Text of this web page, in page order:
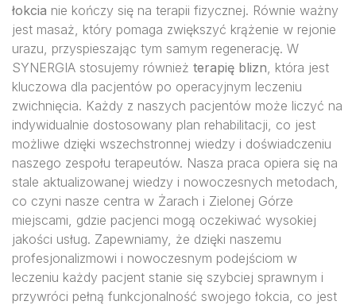
łokcia nie kończy się na terapii fizycznej. Równie ważny
jest masaż, który pomaga zwiększyć krążenie w rejonie
urazu, przyspieszając tym samym regenerację. W
SYNERGIA stosujemy również terapię blizn, która jest
kluczowa dla pacjentów po operacyjnym leczeniu
zwichnięcia. Każdy z naszych pacjentów może liczyć na
indywidualnie dostosowany plan rehabilitacji, co jest
możliwe dzięki wszechstronnej wiedzy i doświadczeniu
naszego zespołu terapeutów. Nasza praca opiera się na
stale aktualizowanej wiedzy i nowoczesnych metodach,
co czyni nasze centra w Żarach i Zielonej Górze
miejscami, gdzie pacjenci mogą oczekiwać wysokiej
jakości usług. Zapewniamy, że dzięki naszemu
profesjonalizmowi i nowoczesnym podejściom w
leczeniu każdy pacjent stanie się szybciej sprawnym i
przywróci pełną funkcjonalność swojego łokcia, co jest